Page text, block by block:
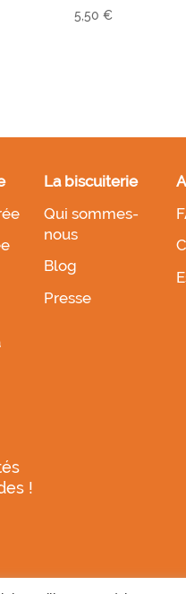
5,50€
La biscuiterie
Qui sommes-
nous
Blog
Presse
!